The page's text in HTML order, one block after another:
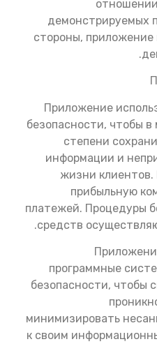
демонстрируемых
стороны,
Приложение
безопасности, чтобы
степени
информации и
жизни
прибыльную
платежей. Процедуры
средств
программные
безопасности, чтобы
минимизировать
к своим